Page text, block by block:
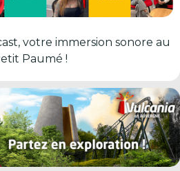
votre immersion sonore au
Paumé !